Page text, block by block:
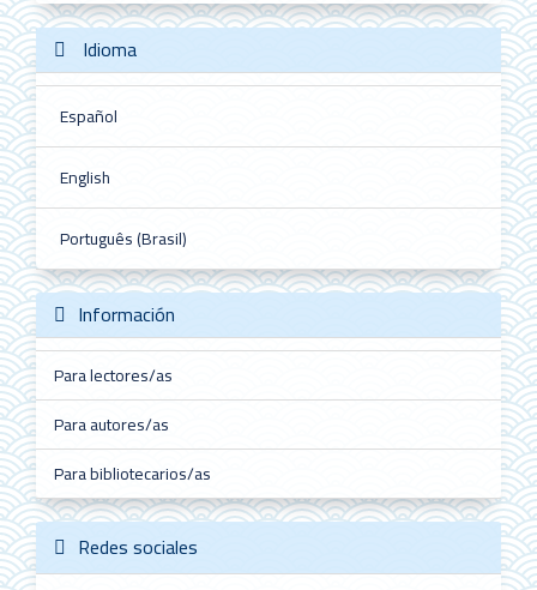
Idioma
Español
English
Português (Brasil)
Información
Para lectores/as
Para autores/as
Para bibliotecarios/as
Redes sociales